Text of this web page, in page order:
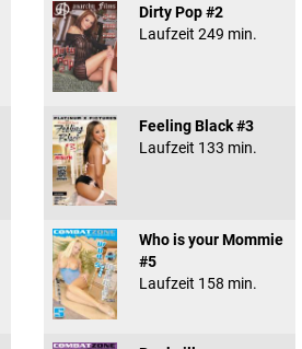
Dirty Pop #2
Laufzeit 249 min.
Feeling Black #3
Laufzeit 133 min.
Who is your Mommie
#5
Laufzeit 158 min.